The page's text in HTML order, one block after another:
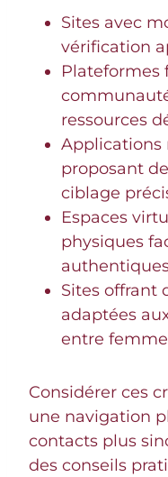
Sites avec
vérification
Plateformes
ressources
Applications
proposant
ciblage
Espaces
physiques
Sites offrant
adaptées
entre
Considérer ces
une navigation
contacts plus
des conseils